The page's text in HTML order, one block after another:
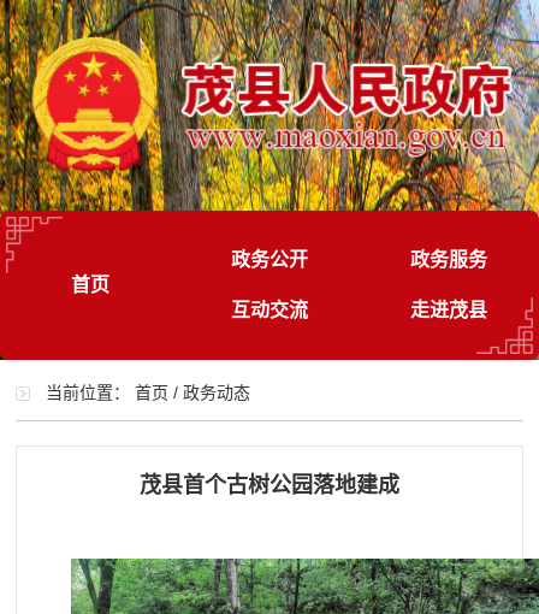
首页
政务公开 政务服务
互动交流 走进茂县
当前位置：首页 /政务动态
茂县首个古树公园落地建成